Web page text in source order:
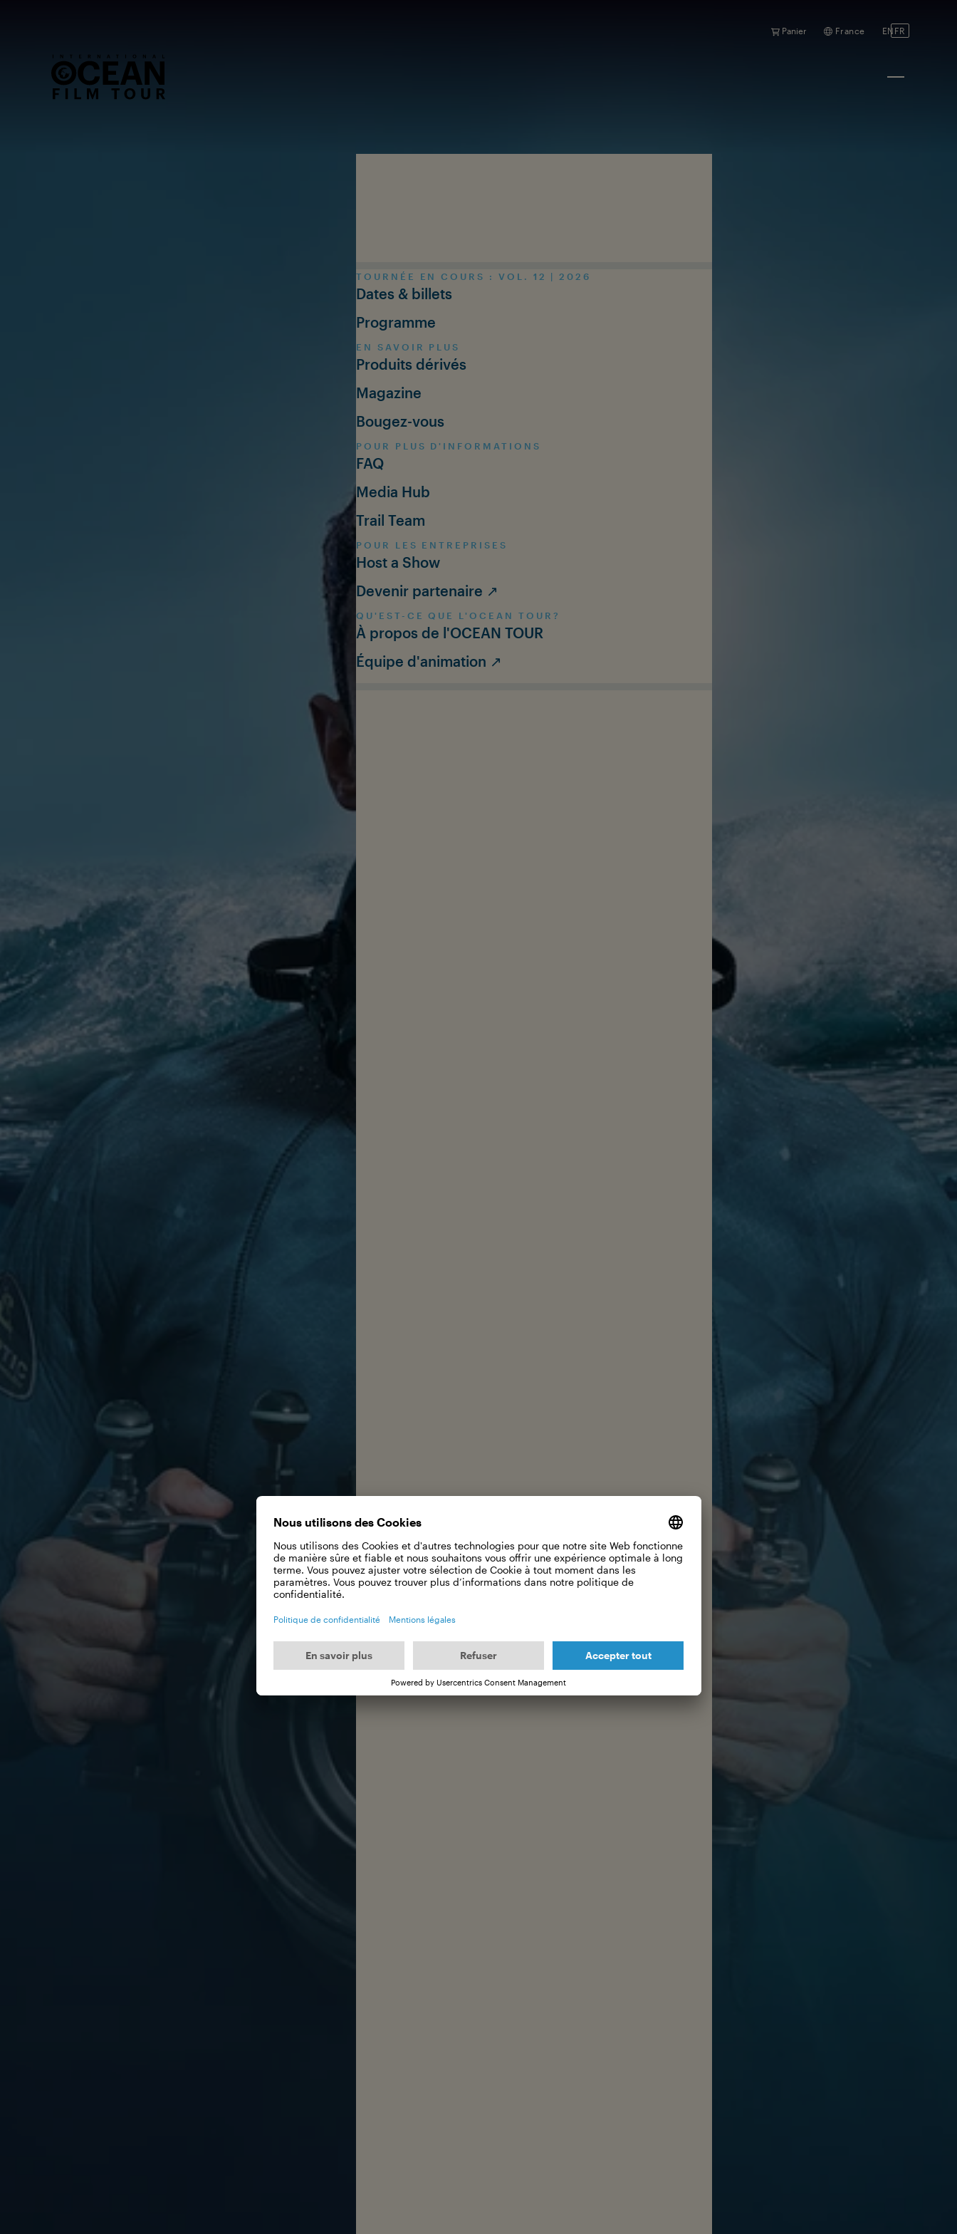
Panier France EN FR
TOURNÉE EN COURS : VOL. 12 | 2026
Dates & billets
Programme
EN SAVOIR PLUS
Produits dérivés
Magazine
Bougez-vous
POUR PLUS D'INFORMATIONS
FAQ
Media Hub
Trail Team
POUR LES ENTREPRISES
Host a Show
Devenir partenaire ↗
QU'EST-CE QUE L'OCEAN TOUR?
À propos de l'OCEAN TOUR
Équipe d'animation ↗